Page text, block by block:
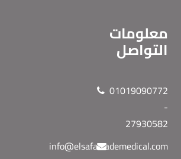
معلومات
التواصل
01019090772
-
27930582
info@elsafatrademedical.com